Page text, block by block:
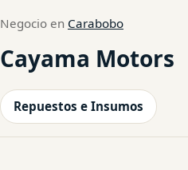
Negocio en Carabobo
Cayama Motors
Repuestos e Insumos